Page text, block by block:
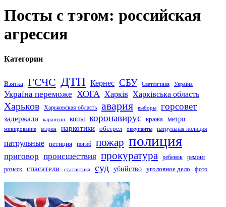
Посты с тэгом: российская
агрессия
Категории
Взятка ГСЧС ДТП Кернес СБУ Светличная Україна
Україна переможе ХОГА Харків Харківська область
Харьков Харьковская область авария выборы горсовет
задержали карантин копы коронавирус кража метро
минирование мэрия наркотики обстрел оккупанты патрульная полиция
патрульные петиция погиб пожар полиция
приговор происшествия прокуратура ребенок
ремонт
розыск
спасатели статистика суд убийство уголовное дело фото